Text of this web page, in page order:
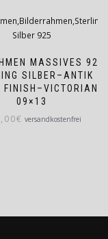
MASSIVES 925
SILBER–ANTIK
FINISH–VICTORIAN–
09×13
€ versandkostenfrei